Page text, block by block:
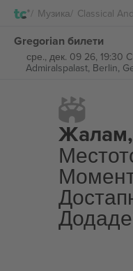
Музика Classical
Gregorian билети
сре., дек. 09 26, 19:30
Admiralspalast, Berlin,
Жалам,